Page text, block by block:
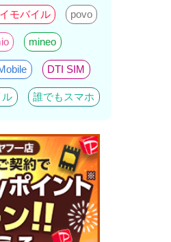
モバイル povo
mineo
DTI SIM
誰でもスマホ